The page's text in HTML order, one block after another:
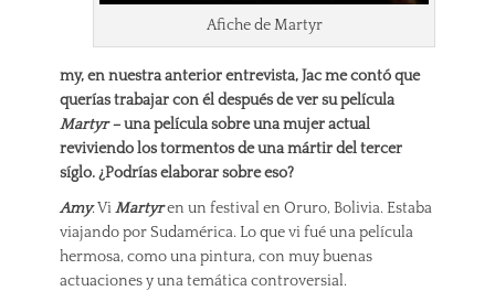
Afiche de Martyr
my, en nuestra anterior entrevista, Jac me contó que
querías trabajar con él después de ver su película
Martyr –una película sobre una mujer actual
reviviendo los tormentos de una mártir del tercer
síglo. ¿Podrías elaborar sobre eso?
Amy: ViMartyren un festival en Oruro, Bolivia. Estaba
viajando por Sudamérica. Lo que vi fué una película
hermosa, como una pintura, con muy buenas
actuaciones y una temática controversial.